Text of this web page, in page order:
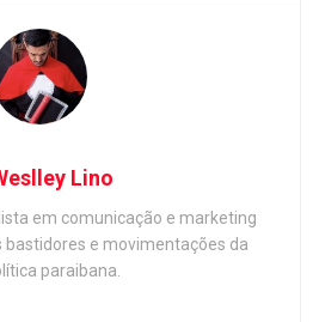
Lino
em comunicação e marketing
bastidores e movimentações da
paraibana.